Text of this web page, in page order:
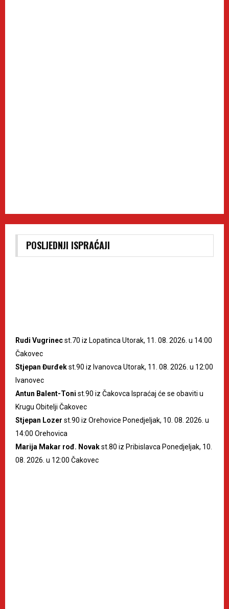
POSLJEDNJI ISPRAĆAJI
Rudi Vugrinecst.70 iz Lopatinca Utorak, 11. 08. 2026. u 14:00
Čakovec
Stjepan Đurđekst.90 iz Ivanovca Utorak, 11. 08. 2026. u 12:00
Ivanovec
Antun Balent-Toni st.90 iz Čakovca Ispraćaj će se obaviti u
Krugu Obitelji Čakovec
Stjepan Lozer st.90 iz Orehovice Ponedjeljak, 10. 08. 2026. u
14:00 Orehovica
Marija Makar rođ. Novakst.80 iz Pribislavca Ponedjeljak, 10.
08. 2026. u 12:00 Čakovec